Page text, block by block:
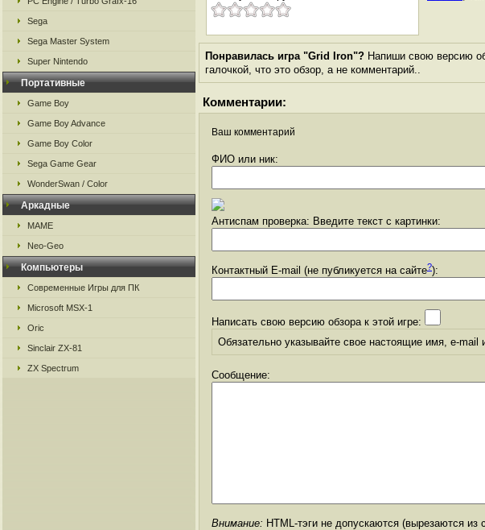
Sega
Sega Master System
Super Nintendo
Портативные
Game Boy
Game Boy Advance
Game Boy Color
Sega Game Gear
WonderSwan / Color
Аркадные
MAME
Neo-Geo
Компьютеры
Современные Игры для ПК
Microsoft MSX-1
Oric
Sinclair ZX-81
ZX Spectrum
Понравилась игра "Grid Iron"? Напиши свою версию
галочкой, что это обзор, а не комментарий..
Комментарии:
Ваш комментарий
ФИО или ник:
Антиспам проверка: Введите текст с картинки:
Контактный E-mail (не публикуется на сайте?):
Написать свою версию обзора к этой игре:
Обязательно указывайте свое настоящие имя, e-mail
Сообщение:
Внимание: HTML-тэги не допускаются (вырезаются